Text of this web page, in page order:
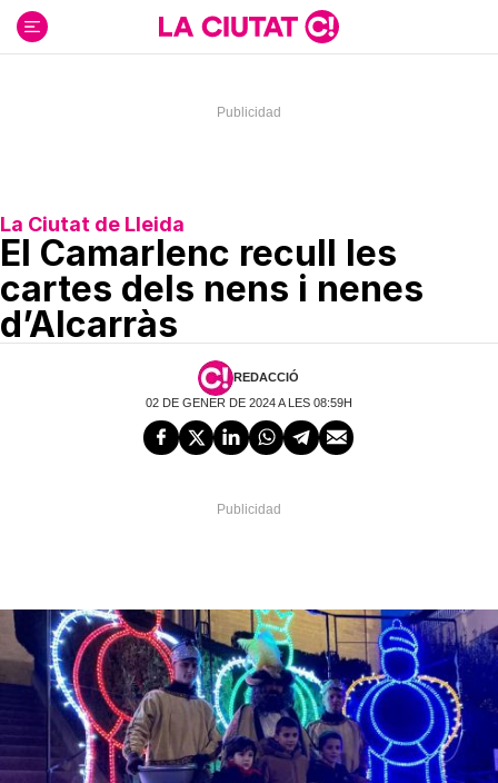
contenido
La Ciutat de Lleida
El Camarlenc recull les
cartes dels nens i nenes
d’Alcarràs
REDACCIÓ
02 DE GENER DE 2024 A LES 08:59H